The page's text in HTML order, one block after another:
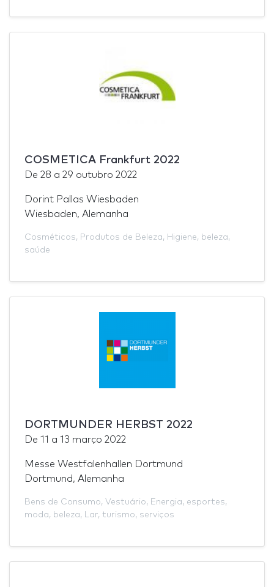
COSMETICA Frankfurt 2022
De 28 a 29 outubro 2022
Dorint Pallas Wiesbaden
Wiesbaden, Alemanha
Cosméticos, Produtos de Beleza, Higiene, beleza,
saúde
DORTMUNDER HERBST 2022
De 11 a 13 março 2022
Messe Westfalenhallen Dortmund
Dortmund, Alemanha
Bens de Consumo, Vestuário, Energia, esportes,
moda, beleza, Lar, turismo, serviços